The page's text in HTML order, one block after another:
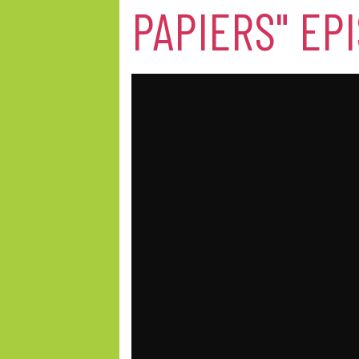
PAPIERS"